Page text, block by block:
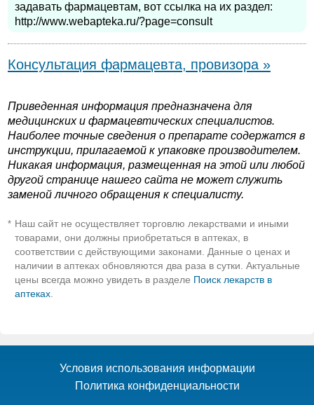
задавать фармацевтам, вот ссылка на их раздел:
http://www.webapteka.ru/?page=consult
Консультация фармацевта, провизора »
Приведенная информация предназначена для
медицинских и фармацевтических специалистов.
Наиболее точные сведения о препарате содержатся в
инструкции, прилагаемой к упаковке производителем.
Никакая информация, размещенная на этой или любой
другой странице нашего сайта не может служить
заменой личного обращения к специалисту.
* Наш сайт не осуществляет торговлю лекарствами и иными
товарами, они должны приобретаться в аптеках, в
соответствии с действующими законами. Данные о ценах и
наличии в аптеках обновляются два раза в сутки. Актуальные
цены всегда можно увидеть в разделе Поиск лекарств в
аптеках.
Условия использования информации
Политика конфиденциальности